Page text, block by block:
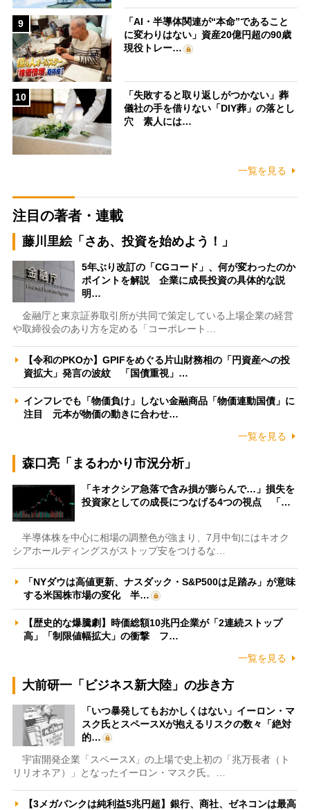
9
「AI・半導体関連が“本命”であること
に変わりはない」資産20億円超の90歳
現役トレー…
10
「失敗すると取り返しがつかない」葬
儀社の手を借りない「DIY葬」の落とし
穴 素人には…
一覧を見る
注目の著者・連載
藤川里絵「さあ、投資を始めよう！」
5年ぶり改訂の「CGコード」、何が変わったのか
ポイントを解説 企業に成長投資の具体的な説
明…
金融庁と東京証券取引所が共同で策定している上場企業の経営
や取締役会のあり方を定める「コーポレート…
【令和のPKOか】GPIFをめぐる片山財務相の「円資産への投
資拡大」発言の波紋 「国債重視」…
インフレでも「物価負け」しない金融商品「物価連動国債」に
注目 元本が物価の動きに合わせ…
一覧を見る
森口亮「まるわかり市況分析」
「キオクシア急落で含み損が膨らんで…」損失を
投資家としての成長につなげる4つの視点 「…
半導体株を中心に相場の調整色が強まり、7月中旬にはキオク
シアホールディングスがストップ安をつけるな…
「NYダウは高値更新、ナスダック・S&P500は足踏み」が意味
する米国株市場の変化 半…
【歴史的な爆騰劇】時価総額10兆円企業が「2連続ストップ
高」「制限値幅拡大」の衝撃 フ…
一覧を見る
大前研一「ビジネス新大陸」の歩き方
「いつ暴発してもおかしくはない」イーロン・マ
スク氏とスペースXが抱えるリスクの数々「絶対
的…
宇宙開発企業「スペースX」の上場で史上初の「兆万長者（ト
リリオネア）」となったイーロン・マスク氏。…
【3メガバンクは純利益5兆円超】銀行、商社、ゼネコンは最高